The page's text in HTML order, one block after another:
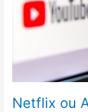
Netflix ou